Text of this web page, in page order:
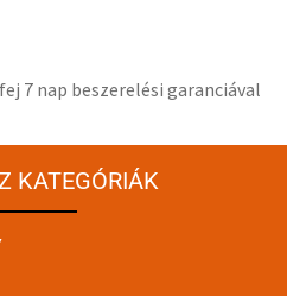
7 nap beszerelési garanciával
KATEGÓRIÁK